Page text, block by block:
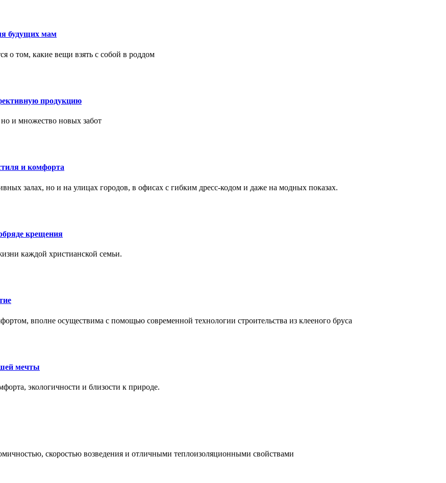
будущих мам
о том, какие вещи взять с собой в роддом
продукцию
и множество новых забот
и комфорта
залах, но и на улицах городов, в офисах с гибким дресс-кодом и даже на модных показах.
крещения
каждой христианской семьи.
вполне осуществима с помощью современной технологии строительства из клееного бруса
мечты
экологичности и близости к природе.
скоростью возведения и отличными теплоизоляционными свойствами